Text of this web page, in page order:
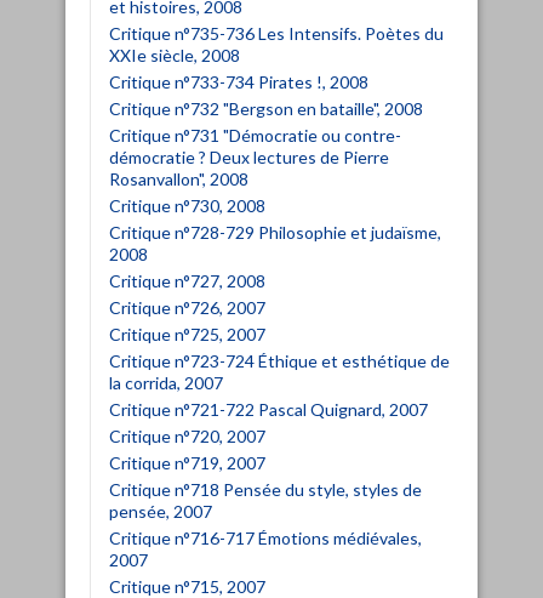
et histoires, 2008
Critique n°735-736 Les Intensifs. Poètes du
XXIe siècle, 2008
Critique n°733-734 Pirates !, 2008
Critique n°732 "Bergson en bataille", 2008
Critique n°731 "Démocratie ou contre-
démocratie ? Deux lectures de Pierre
Rosanvallon", 2008
Critique n°730, 2008
Critique n°728-729 Philosophie et judaïsme,
2008
Critique n°727, 2008
Critique n°726, 2007
Critique n°725, 2007
Critique n°723-724 Éthique et esthétique de
la corrida, 2007
Critique n°721-722 Pascal Quignard, 2007
Critique n°720, 2007
Critique n°719, 2007
Critique n°718 Pensée du style, styles de
pensée, 2007
Critique n°716-717 Émotions médiévales,
2007
Critique n°715, 2007